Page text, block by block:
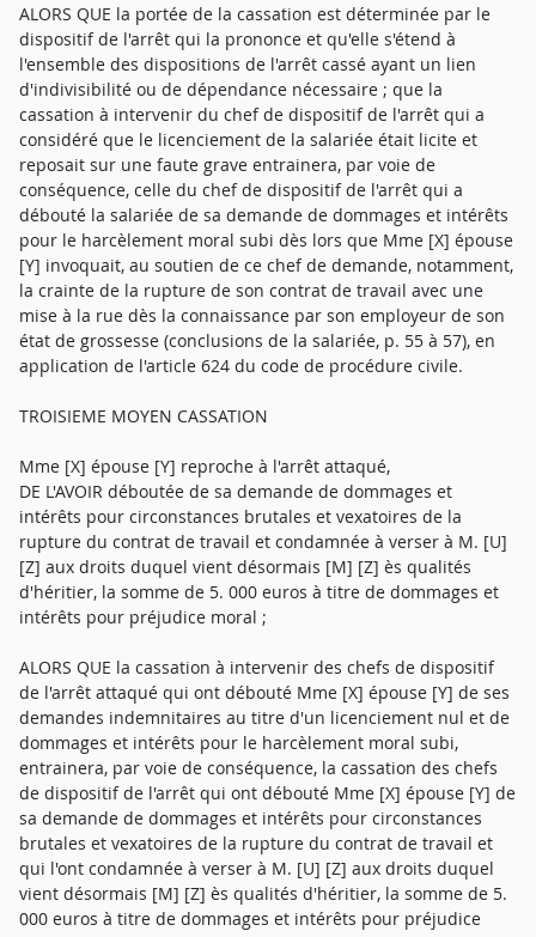
ALORS QUE la portée de la cassation est déterminée par le
dispositif de l'arrêt qui la prononce et qu'elle s'étend à
l'ensemble des dispositions de l'arrêt cassé ayant un lien
d'indivisibilité ou de dépendance nécessaire ; que la
cassation à intervenir du chef de dispositif de l'arrêt qui a
considéré que le licenciement de la salariée était licite et
reposait sur une faute grave entrainera, par voie de
conséquence, celle du chef de dispositif de l'arrêt qui a
débouté la salariée de sa demande de dommages et intérêts
pour le harcèlement moral subi dès lors que Mme [X] épouse
[Y] invoquait, au soutien de ce chef de demande, notamment,
la crainte de la rupture de son contrat de travail avec une
mise à la rue dès la connaissance par son employeur de son
état de grossesse (conclusions de la salariée, p. 55 à 57), en
application de l'article 624 du code de procédure civile.
TROISIEME MOYEN CASSATION
Mme [X] épouse [Y] reproche à l'arrêt attaqué,
DE L'AVOIR déboutée de sa demande de dommages et
intérêts pour circonstances brutales et vexatoires de la
rupture du contrat de travail et condamnée à verser à M. [U]
[Z] aux droits duquel vient désormais [M] [Z] ès qualités
d'héritier, la somme de 5. 000 euros à titre de dommages et
intérêts pour préjudice moral ;
ALORS QUE la cassation à intervenir des chefs de dispositif
de l'arrêt attaqué qui ont débouté Mme [X] épouse [Y] de ses
demandes indemnitaires au titre d'un licenciement nul et de
dommages et intérêts pour le harcèlement moral subi,
entrainera, par voie de conséquence, la cassation des chefs
de dispositif de l'arrêt qui ont débouté Mme [X] épouse [Y] de
sa demande de dommages et intérêts pour circonstances
brutales et vexatoires de la rupture du contrat de travail et
qui l'ont condamnée à verser à M. [U] [Z] aux droits duquel
vient désormais [M] [Z] ès qualités d'héritier, la somme de 5.
000 euros à titre de dommages et intérêts pour préjudice